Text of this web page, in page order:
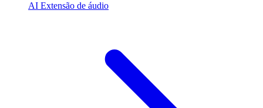
AI Extensão de áudio